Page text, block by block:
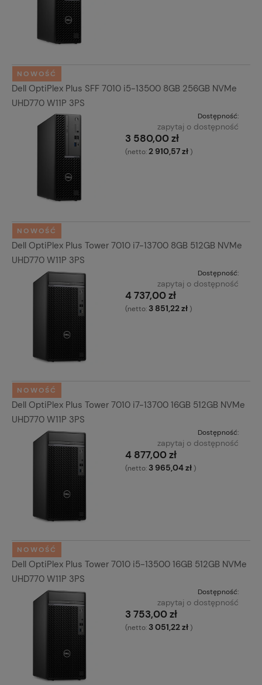
Dell OptiPlex Plus SFF 7010 i5-13500 8GB 256GB NVMe
UHD770 W11P 3PS
Dostępność:
zapytaj o dostępność
3 580,00 zł
(netto: 2 910,57 zł)
NOWOŚĆ
Dell OptiPlex Plus Tower 7010 i7-13700 8GB 512GB NVMe
UHD770 W11P 3PS
Dostępność:
zapytaj o dostępność
4 737,00 zł
(netto:3 851,22 zł)
NOWOŚĆ
Dell OptiPlex Plus Tower 7010 i7-13700 16GB 512GB NVMe
UHD770 W11P 3PS
Dostępność:
zapytaj o dostępność
4 877,00 zł
(netto:3 965,04 zł)
NOWOŚĆ
Dell OptiPlex Plus Tower 7010 i5-13500 16GB 512GB NVMe
UHD770 W11P 3PS
Dostępność:
zapytaj o dostępność
3 753,00 zł
(netto:3 051,22 zł)
NOWOŚĆ